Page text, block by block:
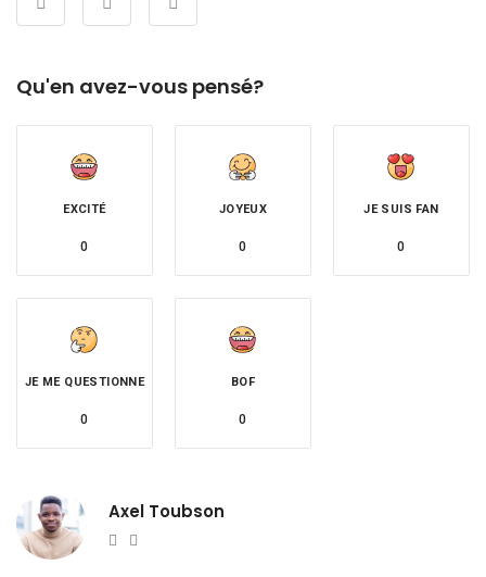
Qu'en avez-vous pensé?
EXCITÉ
0
JOYEUX
0
JE SUIS FAN
0
JE ME QUESTIONNE
0
BOF
0
Axel Toubson
Website